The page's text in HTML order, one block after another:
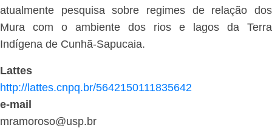
atualmente pesquisa sobre regimes de relação dos
Mura com o ambiente dos rios e lagos da Terra
Indígena de Cunhã-Sapucaia.
Lattes
http://lattes.cnpq.br/5642150111835642
e-mail
mramoroso@usp.br